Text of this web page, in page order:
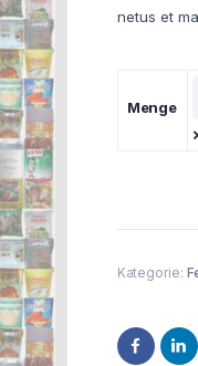
netus et
Menge
Kategorie: